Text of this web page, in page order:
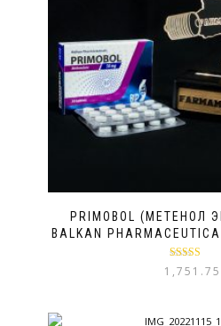
PRIMOBOL (МЕТЕНОЛ
BALKAN
Оценка
из 5
1,751.75